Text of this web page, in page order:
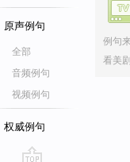
原声例句
全部
音频例句
视频例句
权威例句
例句
看美